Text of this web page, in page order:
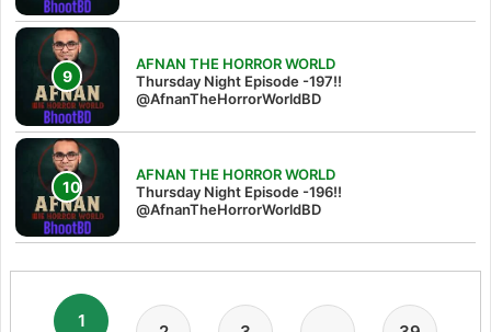
AFNAN THE HORROR WORLD
Thursday Night Episode -197!!‪
@AfnanTheHorrorWorldBD‬
AFNAN THE HORROR WORLD
Thursday Night Episode -196!!
@AfnanTheHorrorWorldBD
1